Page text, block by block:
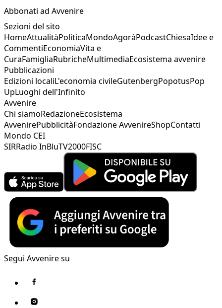
Abbonati ad Avvenire
Sezioni del sito
HomeAttualitàPoliticaMondoAgoràPodcastChiesaIdee e
CommentiEconomiaVita e
CuraFamigliaRubricheMultimediaEcosistema avvenire
Pubblicazioni
Edizioni localiL'economia civileGutenbergPopotusPop
UpLuoghi dell'Infinito
Avvenire
Chi siamoRedazioneEcosistema
AvvenirePubblicitàFondazione AvvenireShopContatti
Mondo CEI
SIRRadio InBluTV2000FISC
Segui Avvenire su